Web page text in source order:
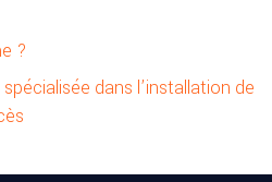
?
dans l’installation de